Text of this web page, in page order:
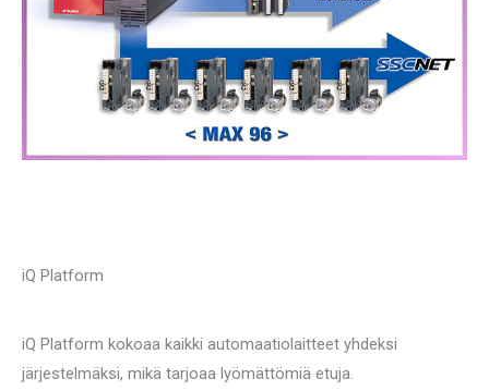
iQ Platform
iQ Platform kokoaa kaikki automaatiolaitteet yhdeksi
järjestelmäksi, mikä tarjoaa lyömättömiä etuja.